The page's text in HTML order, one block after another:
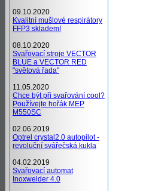
09.10.2020
Kvalitní mušlové respirátory
FFP3 skladem!
08.10.2020
Svařovací stroje VECTOR
BLUE a VECTOR RED
"světová řada"
11.05.2020
Chce být při svařování cool?
Používejte hořák MEP
M550SC
02.06.2019
Optrel crystal2.0 autopilot -
revoluční svářečská kukla
04.02.2019
Svařovací automat
Inoxwelder 4.0